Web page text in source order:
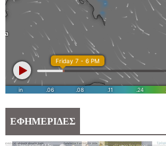
ΕΦΗΜΕΡΙΔΕΣ